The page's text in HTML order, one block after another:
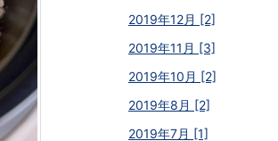
2019年12月 [2]
2019年11月 [3]
2019年10月 [2]
2019年8月 [2]
2019年7月 [1]